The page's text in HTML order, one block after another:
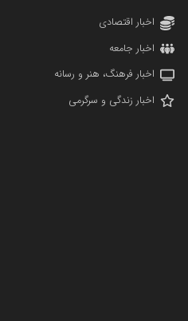
مردمی
در کشور
اخبار اقتصادی
اخبار جامعه
اخبار فرهنگ، هنر و رسانه
اخبار زندگی و سرگرمی